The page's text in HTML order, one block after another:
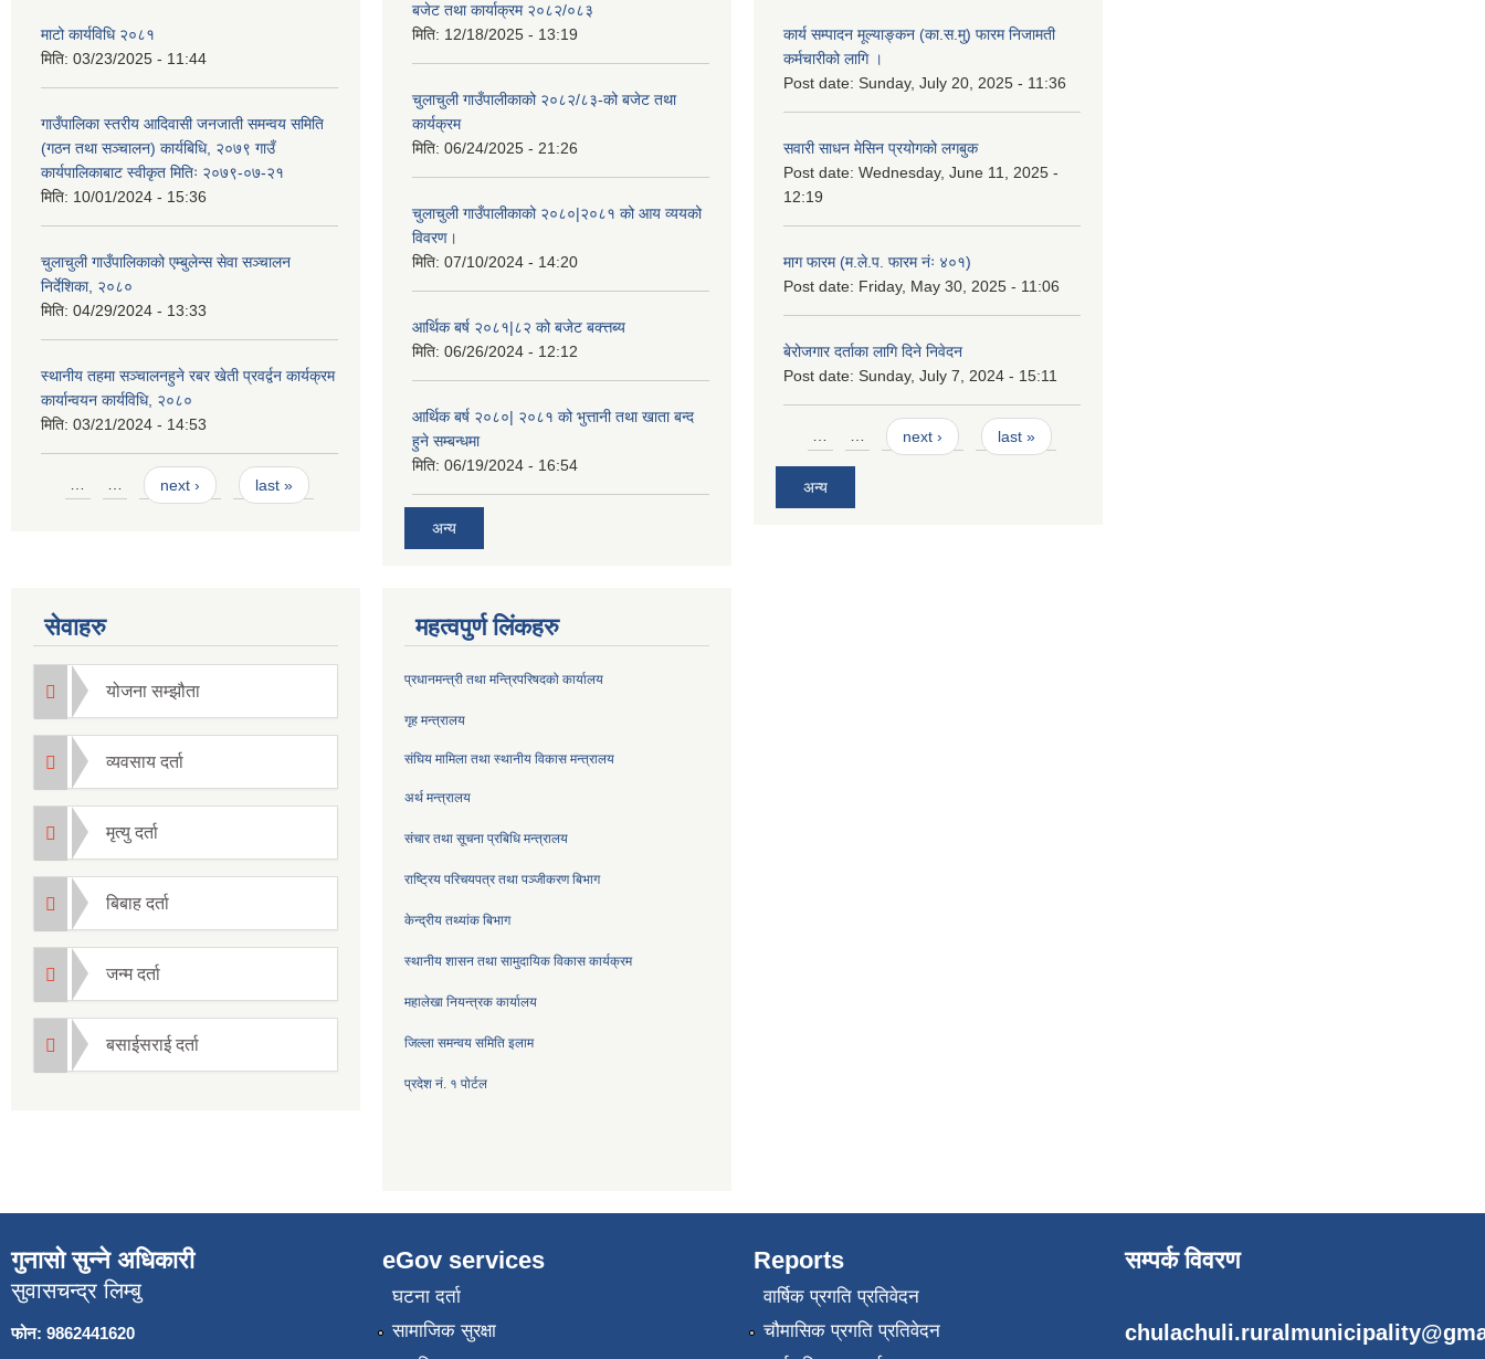
माटो कार्यविधि २०८१
मिति: 03/23/2025 - 11:44
गाउँपालिका स्तरीय आदिवासी जनजाती समन्वय समिति
(गठन तथा सञ्चालन) कार्यबिधि, २०७९ गाउँ
कार्यपालिकाबाट स्वीकृत मितिः २०७९-०७-२१
मिति: 10/01/2024 - 15:36
चुलाचुली गाउँपालिकाको एम्बुलेन्स सेवा सञ्चालन
निर्देशिका, २०८०
मिति: 04/29/2024 - 13:33
स्थानीय तहमा सञ्चालनहुने रबर खेती प्रवर्द्वन कार्यक्रम
कार्यान्वयन कार्यविधि, २०८०
मिति: 03/21/2024 - 14:53
Pages
… … next › last »
बजेट तथा कार्याक्रम २०८२/०८३
मिति: 12/18/2025 - 13:19
चुलाचुली गाउँपालीकाको २०८२/८३-को बजेट तथा
कार्यक्रम
मिति: 06/24/2025 - 21:26
चुलाचुली गाउँपालीकाको २०८०|२०८१ को आय व्ययको
विवरण।
मिति: 07/10/2024 - 14:20
आर्थिक बर्ष २०८१|८२ को बजेट बक्त्तब्य
मिति: 06/26/2024 - 12:12
आर्थिक बर्ष २०८०| २०८१ को भुत्तानी तथा खाता बन्द
हुने सम्बन्धमा
मिति: 06/19/2024 - 16:54
अन्य
कार्य सम्पादन मूल्याङ्कन (का.स.मु) फारम निजामती
कर्मचारीको लागि ।
Post date: Sunday, July 20, 2025 - 11:36
सवारी साधन मेसिन प्रयोगको लगबुक
Post date: Wednesday, June 11, 2025 -
12:19
माग फारम (म.ले.प. फारम नंः ४०१)
Post date: Friday, May 30, 2025 - 11:06
बेरोजगार दर्ताका लागि दिने निवेदन
Post date: Sunday, July 7, 2024 - 15:11
Pages
… … next › last »
अन्य
सेवाहरु
योजना सम्झौता
व्यवसाय दर्ता
मृत्यु दर्ता
बिबाह दर्ता
जन्म दर्ता
बसाईसराई दर्ता
महत्वपुर्ण लिंकहरु
प्रधानमन्त्री तथा मन्त्रिपरिषदको कार्यालय
गृह मन्त्रालय
संघिय मामिला तथा स्थानीय विकास मन्त्रालय
अर्थ मन्त्रालय
संचार तथा सूचना प्रबिधि मन्त्रालय
राष्ट्रिय परिचयपत्र तथा पञ्जीकरण बिभाग
केन्द्रीय तथ्यांक बिभाग
स्थानीय शासन तथा सामुदायिक विकास कार्यक्रम
महालेखा नियन्त्रक कार्यालय
जिल्ला समन्वय समिति इलाम
प्रदेश नं. १ पोर्टल
गुनासो सुन्ने अधिकारी
सुवासचन्द्र लिम्बु
फोन: 9862441620
eGov services
घटना दर्ता
सामाजिक सुरक्षा
Reports
वार्षिक प्रगति प्रतिवेदन
चौमासिक प्रगति प्रतिवेदन
सम्पर्क विवरण